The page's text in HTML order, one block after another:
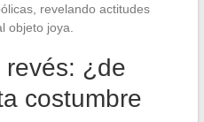
revelando actitudes
objeto joya.
revés: ¿de
costumbre